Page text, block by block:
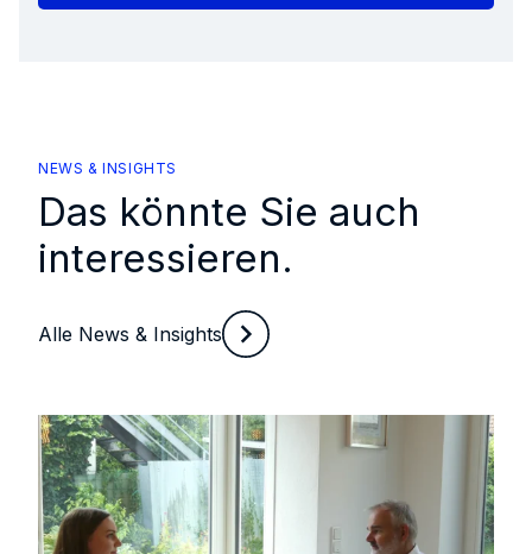
NEWS & INSIGHTS
Das könnte Sie auch
interessieren.
Alle News & Insights